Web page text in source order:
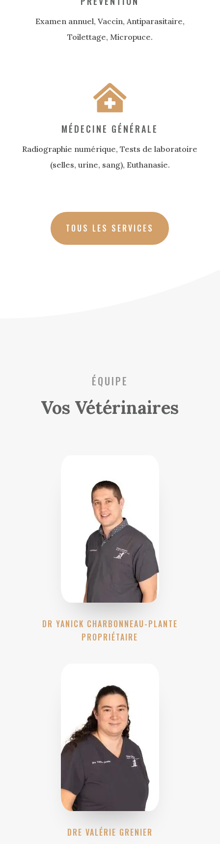
Examen annuel, Vaccin, Antiparasitaire,
Toilettage, Micropuce.
MÉDECINE GÉNÉRALE
Radiographie numérique, Tests de laboratoire
(selles, urine, sang), Euthanasie.
TOUS LES SERVICES
ÉQUIPE
Vos Vétérinaires
DR YANICK CHARBONNEAU-PLANTE
PROPRIÉTAIRE
DRE VALÉRIE GRENIER